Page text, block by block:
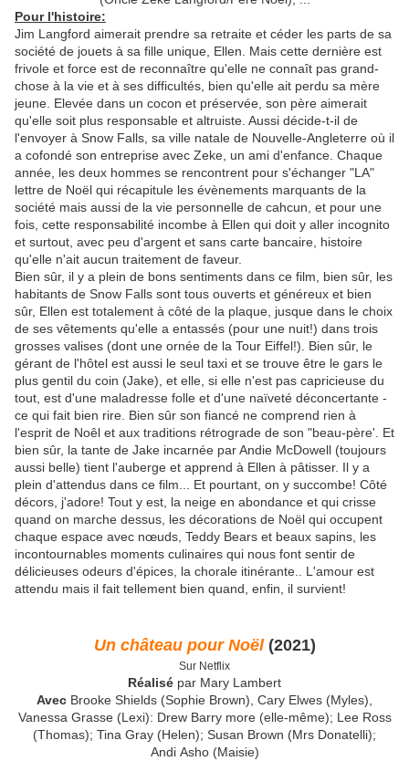
Pour l'histoire:
Jim Langford aimerait prendre sa retraite et céder les parts de sa
société de jouets à sa fille unique, Ellen. Mais cette dernière est
frivole et force est de reconnaître qu'elle ne connaît pas grand-
chose à la vie et à ses difficultés, bien qu'elle ait perdu sa mère
jeune. Elevée dans un cocon et préservée, son père aimerait
qu'elle soit plus responsable et altruiste. Aussi décide-t-il de
l'envoyer à Snow Falls, sa ville natale de Nouvelle-Angleterre où il
a cofondé son entreprise avec Zeke, un ami d'enfance. Chaque
année, les deux hommes se rencontrent pour s'échanger "LA"
lettre de Noël qui récapitule les évènements marquants de la
société mais aussi de la vie personnelle de cahcun, et pour une
fois, cette responsabilité incombe à Ellen qui doit y aller incognito
et surtout, avec peu d'argent et sans carte bancaire, histoire
qu'elle n'ait aucun traitement de faveur.
Bien sûr, il y a plein de bons sentiments dans ce film, bien sûr, les
habitants de Snow Falls sont tous ouverts et généreux et bien
sûr, Ellen est totalement à côté de la plaque, jusque dans le choix
de ses vêtements qu'elle a entassés (pour une nuit!) dans trois
grosses valises (dont une ornée de la Tour Eiffel!). Bien sûr, le
gérant de l'hôtel est aussi le seul taxi et se trouve être le gars le
plus gentil du coin (Jake), et elle, si elle n'est pas capricieuse du
tout, est d'une maladresse folle et d'une naïveté déconcertante -
ce qui fait bien rire. Bien sûr son fiancé ne comprend rien à
l'esprit de Noêl et aux traditions rétrograde de son "beau-père'. Et
bien sûr, la tante de Jake incarnée par Andie McDowell (toujours
aussi belle) tient l'auberge et apprend à Ellen à pâtisser. Il y a
plein d'attendus dans ce film... Et pourtant, on y succombe! Côté
décors, j'adore! Tout y est, la neige en abondance et qui crisse
quand on marche dessus, les décorations de Noël qui occupent
chaque espace avec nœuds, Teddy Bears et beaux sapins, les
incontournables moments culinaires qui nous font sentir de
délicieuses odeurs d'épices, la chorale itinérante.. L'amour est
attendu mais il fait tellement bien quand, enfin, il survient!
Un château pour Noël(2021)
Sur Netflix
Réalisé par Mary Lambert
Avec Brooke Shields (Sophie Brown), Cary Elwes (Myles),
Vanessa Grasse (Lexi): Drew Barry more (elle-même); Lee Ross
(Thomas); Tina Gray (Helen); Susan Brown (Mrs Donatelli);
Andi Asho (Maisie)